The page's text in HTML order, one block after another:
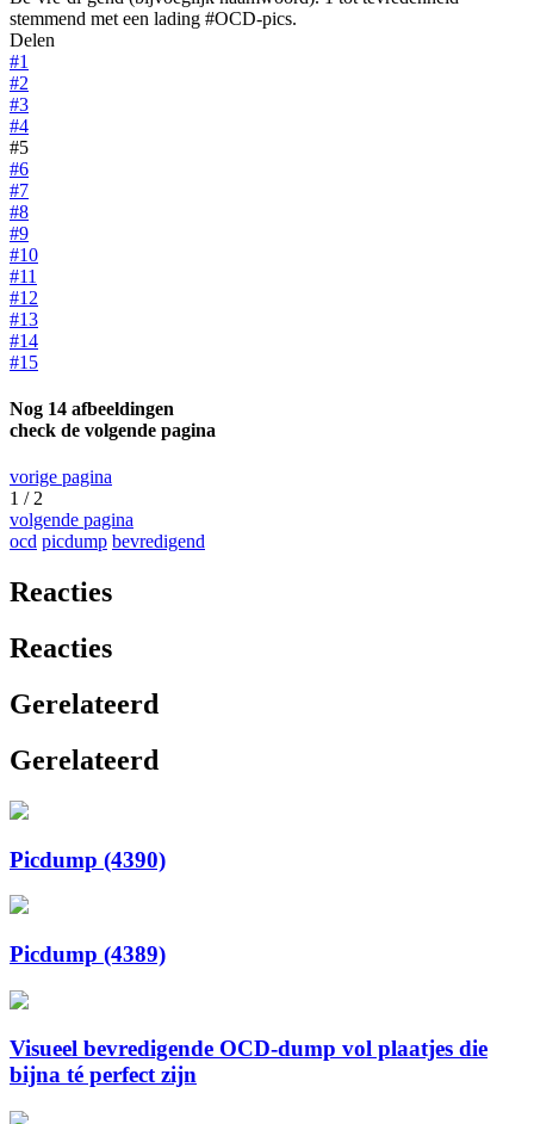
stemmend met een lading #OCD-pics.
Delen
#1
#2
#3
#4
#5
#6
#7
#8
#9
#10
#11
#12
#13
#14
#15
Nog 14 afbeeldingen
check de volgende pagina
vorige pagina
1 / 2
volgende pagina
ocd picdump bevredigend
Reacties
Reacties
Gerelateerd
Gerelateerd
Picdump (4390)
Picdump (4389)
Visueel bevredigende OCD-dump vol plaatjes die
bijna té perfect zijn